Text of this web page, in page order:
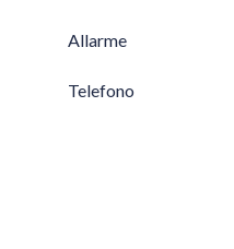
Allarme
Telefono